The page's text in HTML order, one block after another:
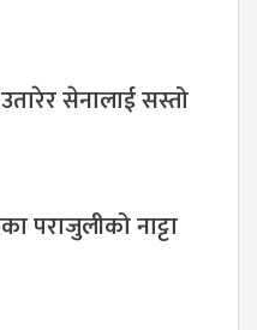
सेनालाई सस्तो
पराजुलीको नाट्टा